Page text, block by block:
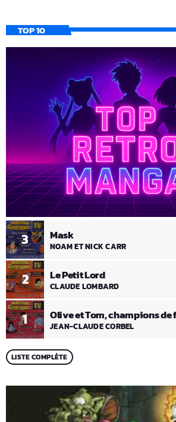
TOP 10
1 Olive et Tom, champions de
JEAN-CLAUDE CORBEL
2 Le Petit Lord
CLAUDE LOMBARD
3 Mask
NOAM ET NICK CARR
LISTE COMPLÈTE